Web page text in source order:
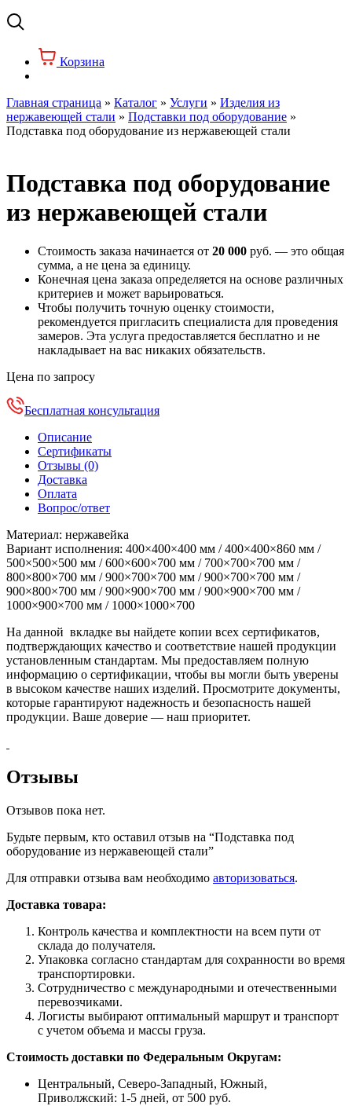
Корзина
Главная страница » Каталог » Услуги » Изделия из
нержавеющей стали » Подставки под оборудование »
Подставка под оборудование из нержавеющей стали
Подставка под оборудование
из нержавеющей стали
Стоимость заказа начинается от 20 000 руб. — это общая
сумма, а не цена за единицу.
Конечная цена заказа определяется на основе различных
критериев и может варьироваться.
Чтобы получить точную оценку стоимости,
рекомендуется пригласить специалиста для проведения
замеров. Эта услуга предоставляется бесплатно и не
накладывает на вас никаких обязательств.
Цена по запросу
Бесплатная консультация
Описание
Сертификаты
Отзывы (0)
Доставка
Оплата
Вопрос/ответ
Материал: нержавейка
Вариант исполнения: 400×400×400 мм / 400×400×860 мм /
500×500×500 мм / 600×600×700 мм / 700×700×700 мм /
800×800×700 мм / 900×700×700 мм / 900×700×700 мм /
900×800×700 мм / 900×900×700 мм / 900×900×700 мм /
1000×900×700 мм / 1000×1000×700
На данной вкладке вы найдете копии всех сертификатов,
подтверждающих качество и соответствие нашей продукции
установленным стандартам. Мы предоставляем полную
информацию о сертификации, чтобы вы могли быть уверены
в высоком качестве наших изделий. Просмотрите документы,
которые гарантируют надежность и безопасность нашей
продукции. Ваше доверие — наш приоритет.
Отзывы
Отзывов пока нет.
Будьте первым, кто оставил отзыв на “Подставка под
оборудование из нержавеющей стали”
Для отправки отзыва вам необходимо авторизоваться.
Доставка товара:
Контроль качества и комплектности на всем пути от
склада до получателя.
Упаковка согласно стандартам для сохранности во время
транспортировки.
Сотрудничество с международными и отечественными
перевозчиками.
Логисты выбирают оптимальный маршрут и транспорт
с учетом объема и массы груза.
Стоимость доставки по Федеральным Округам:
Центральный, Северо-Западный, Южный,
Приволжский: 1-5 дней, от 500 руб.